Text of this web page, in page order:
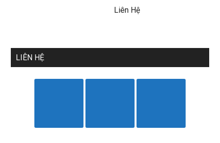
Liên Hệ
LIÊN HỆ